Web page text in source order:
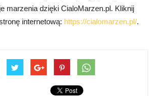
marzenia dzięki CialoMarzen.pl. Kliknij
internetową: https://cialomarzen.pl/.